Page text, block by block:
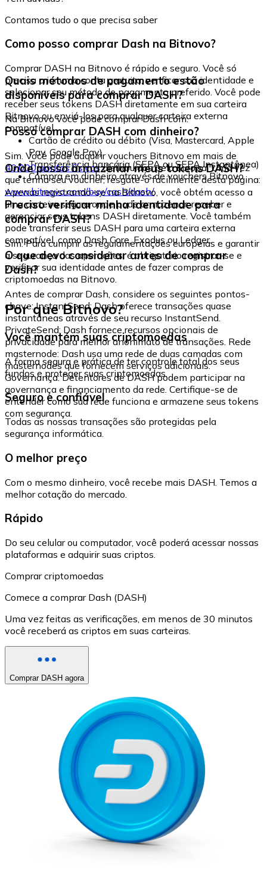
Contamos tudo o que precisa saber
Como posso comprar Dash na Bitnovo?
Comprar DASH na Bitnovo é rápido e seguro. Você só
precisa criar uma conta gratuita, verificar sua identidade e
selecionar seu método de pagamento preferido. Você pode
receber seus tokens DASH diretamente em sua carteira
Bitnovo ou enviá-los para qualquer carteira externa
compatível.
Quais métodos de pagamento estão
disponíveis para comprar DASH?
Na Bitnovo você pode comprar Dash com:
Cartão de crédito ou débito (Visa, Mastercard, Apple
Pay, Google Pay)
Transferência bancária (SEPA ou SEPA Instantânea)
Compra em dinheiro através de vouchers Bitnovo
Posso comprar DASH com dinheiro?
Sim. Você pode adquirir vouchers Bitnovo em mais de
40.000 pontos físicosdistribuídos pela Europa. Uma vez
que tenha seu voucher, resgate-o facilmente desta página:
www.bitnovo.com/buy/cash/dash/
Onde posso armazenar meus tokens DASH?
Apenas registrando-se na Bitnovo, você obtém acesso a
uma carteira segura onde pode armazenar, receber e
gerenciar seus tokens DASH diretamente. Você também
pode transferir seus DASH para uma carteira externa
compatível, como Dash Core, Exodus ou Ledger.
Preciso verificar minha identidade para
comprar DASH?
Sim. Para cumprir as regulamentações europeias e garantir
a segurança das operações, é obrigatório registrar-se e
verificar sua identidade antes de fazer compras de
criptomoedas na Bitnovo.
O que devo considerar antes de comprar
Dash?
Antes de comprar Dash, considere os seguintes pontos-
chave: InstantSend: Dash oferece transações quase
instantâneas através de seu recurso InstantSend.
PrivateSend: Dash fornece recursos opcionais de
privacidade para melhor anonimato de transações. Rede
masternode: Dash usa uma rede de duas camadas com
masternodes que fornecem serviços adicionais.
Governança: Detentores de DASH podem participar na
governança e financiamento da rede. Certifique-se de
entender como sua rede funciona e armazene seus tokens
com segurança.
Por que Bitnovo?
Você mantém suas criptomoedas
A forma segura e prática de ter controle total dos seus
fundos e proteger suas criptomoedas.
Seguro e confiável
Todas as nossas transações são protegidas pela
segurança informática.
O melhor preço
Com o mesmo dinheiro, você recebe mais DASH. Temos a
melhor cotação do mercado.
Rápido
Do seu celular ou computador, você poderá acessar nossas
plataformas e adquirir suas criptos.
Comprar criptomoedas
Comece a comprar Dash (DASH)
Uma vez feitas as verificações, em menos de 30 minutos
você receberá as criptos em suas carteiras.
Comprar DASH agora